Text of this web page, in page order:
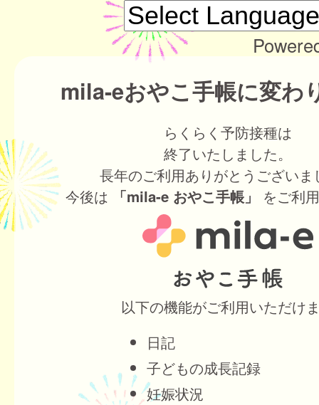
mila-eおやこ手帳に変わ
らくらく予防接種は
終了いたしました。
長年のご利用ありがとうございま
今後は
「mila-e おやこ手帳」 をご利
以下の機能がご利用いただけ
日記
子どもの成長記録
妊娠状況